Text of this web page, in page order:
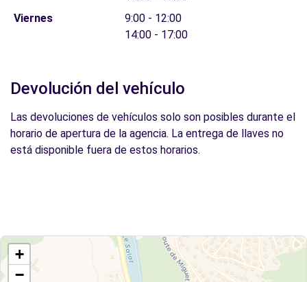
Viernes
9:00 - 12:00
14:00 - 17:00
Devolución del vehículo
Las devoluciones de vehículos solo son posibles durante el
horario de apertura de la agencia. La entrega de llaves no
está disponible fuera de estos horarios.
+
−